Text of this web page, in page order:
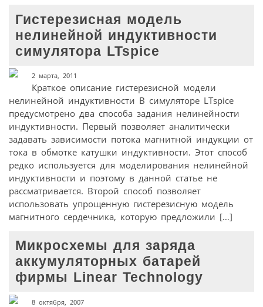
Гистерезисная модель
нелинейной индуктивности
симулятора LTspice
2 марта, 2011
Краткое описание гистерезисной модели
нелинейной индуктивности В симуляторе LTspice
предусмотрено два способа задания нелинейности
индуктивности. Первый позволяет аналитически
задавать зависимости потока магнитной индукции от
тока в обмотке катушки индуктивности. Этот способ
редко используется для моделирования нелинейной
индуктивности и поэтому в данной статье не
рассматривается. Второй способ позволяет
использовать упрощенную гистерезисную модель
магнитного сердечника, которую предложили […]
Микросхемы для заряда
аккумуляторных батарей
фирмы Linear Technology
8 октября, 2007